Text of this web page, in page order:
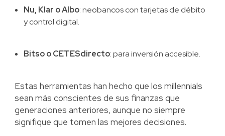
Nu, Klar o Albo: neobancos con tarjetas de débito
y control digital.
Bitso o CETESdirecto: para inversión accesible.
Estas herramientas han hecho que los millennials
sean más conscientes de sus finanzas que
generaciones anteriores, aunque no siempre
signifique que tomen las mejores decisiones.